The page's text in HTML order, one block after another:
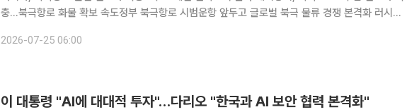
충…북극항로 화물 확보 속도정부 북극항로 시범운항 앞두고 글로벌 북극 물류 경쟁 본격화 러시아
위한 물류 거점을 확대하면서 북극항로를 둘러싼 글로벌 경쟁이
2026-07-25 06:00
이 대통령 "AI에 대대적 투자"…다리오 "한국과 AI 보안 협력 본격화"